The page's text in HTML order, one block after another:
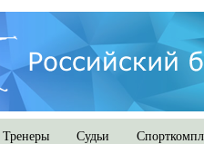
Тренеры Судьи